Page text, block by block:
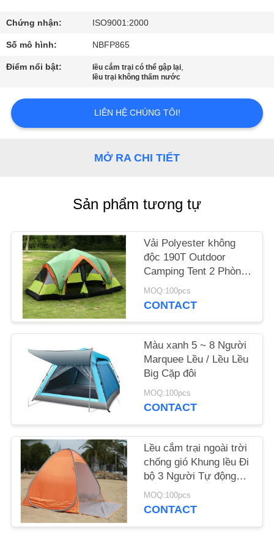
QUAN
NHÀ
MÁY
KIỂM
SOÁT
CHÚNG
TÔI
SƠ
ĐỒ
TRANG
WEB
PRIVACY
POLICY
Chứng nhận: ISO9001:2000
Số mô hình: NBFP865
Điểm nổi bật: lều cắm trại có thể gập lại,
lều trại không thấm nước
LIÊN HỆ CHÚNG TÔI!
MỞ RA CHI TIẾT
Sản phẩm tương tự
Vải Polyester không
độc 190T Outdoor
Camping Tent 2 Phòng
Dành cho Người 8
To10
MOQ:100pcs
CONTACT
Màu xanh 5 ~ 8 Người
Marquee Lều / Lều Lều
Big Cặp đôi
MOQ:100pcs
CONTACT
Lều cắm trại ngoài trời
chống gió Khung lều Đi
bộ 3 Người Tự động
bật lên Lều
MOQ:100pcs
CONTACT